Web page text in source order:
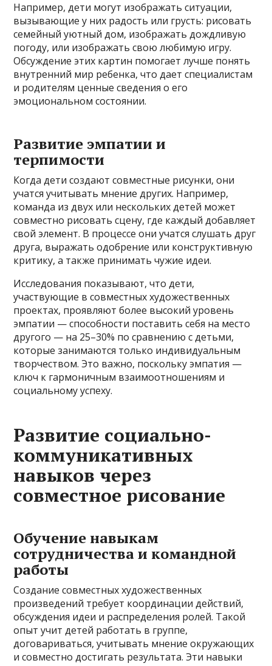
Например, дети могут изображать ситуации,
вызывающие у них радость или грусть: рисовать
семейный уютный дом, изображать дождливую
погоду, или изображать свою любимую игру.
Обсуждение этих картин помогает лучше понять
внутренний мир ребенка, что дает специалистам
и родителям ценные сведения о его
эмоциональном состоянии.
Развитие эмпатии и
терпимости
Когда дети создают совместные рисунки, они
учатся учитывать мнение других. Например,
команда из двух или нескольких детей может
совместно рисовать сцену, где каждый добавляет
свой элемент. В процессе они учатся слушать друг
друга, выражать одобрение или конструктивную
критику, а также принимать чужие идеи.
Исследования показывают, что дети,
участвующие в совместных художественных
проектах, проявляют более высокий уровень
эмпатии — способности поставить себя на место
другого — на 25–30% по сравнению с детьми,
которые занимаются только индивидуальным
творчеством. Это важно, поскольку эмпатия —
ключ к гармоничным взаимоотношениям и
социальному успеху.
Развитие социально-
коммуникативных
навыков через
совместное рисование
Обучение навыкам
сотрудничества и командной
работы
Создание совместных художественных
произведений требует координации действий,
обсуждения идеи и распределения ролей. Такой
опыт учит детей работать в группе,
договариваться, учитывать мнение окружающих
и совместно достигать результата. Эти навыки